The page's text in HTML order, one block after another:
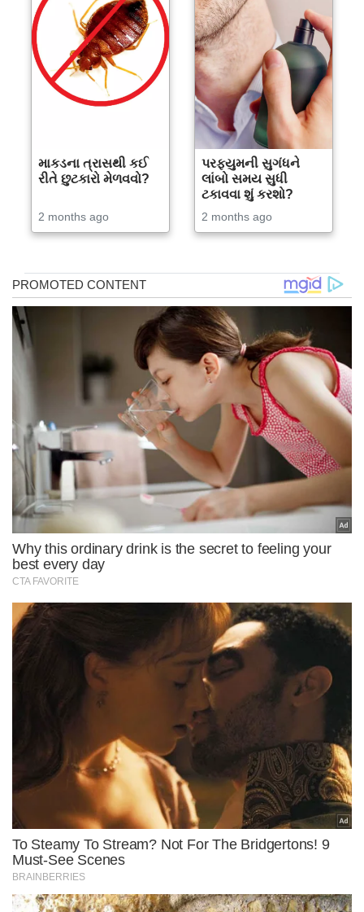
માકડના ત્રાસથી કઈ
રીતે છુટકારો મેળવવો?
2 months ago
પરફ્યુમની સુગંધને
લાંબો સમય સુધી
ટકાવવા શું કરશો?
2 months ago